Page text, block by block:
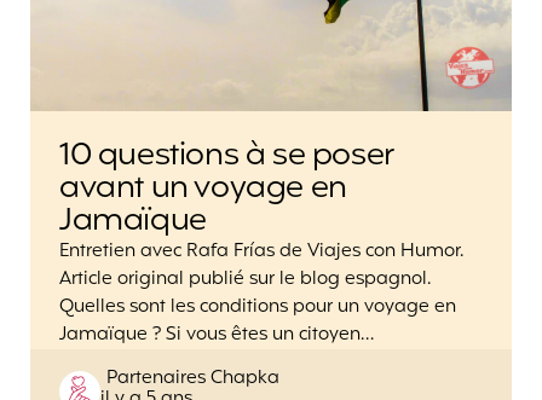
10 questions à se poser
avant un voyage en
Jamaïque
Entretien avec Rafa Frías de Viajes con Humor.
Article original publié sur le blog espagnol.
Quelles sont les conditions pour un voyage en
Jamaïque ? Si vous êtes un citoyen…
Posted
Partenaires Chapka